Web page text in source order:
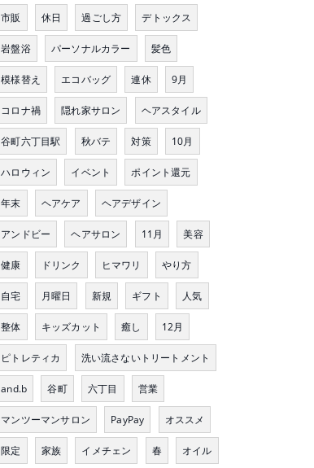
市販 休日 過ごし方 デトックス
岩盤浴 パーソナルカラー 髪色
模様替え エコバッグ 連休 9月
コロナ禍 隠れ家サロン ヘアスタイル
谷町六丁目駅 秋バテ 対策 10月
ハロウィン イベント ポイント還元
年末 ヘアケア ヘアデザイン
アンドビー ヘアサロン 11月 美容
健康 ドリンク ヒマワリ やり方
自宅 月曜日 新規 ギフト 人気
整体 キッズカット 癒し 12月
ピトレティカ 洗い流さないトリートメント
and.b 谷町 六丁目 営業
マンツーマンサロン PayPay オススメ
限定 家族 イメチェン 春 オイル